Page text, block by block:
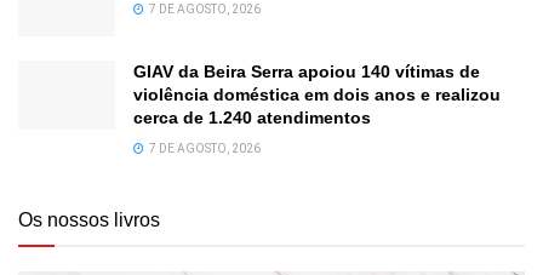
7 DE AGOSTO, 2026
GIAV da Beira Serra apoiou 140 vítimas de
violência doméstica em dois anos e realizou
cerca de 1.240 atendimentos
7 DE AGOSTO, 2026
Os nossos livros